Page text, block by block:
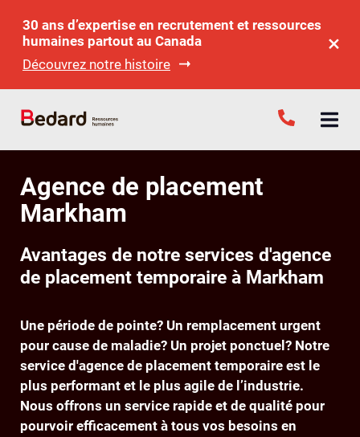
30 ans d’expertise en recrutement et ressources
humaines partout au Canada
Découvrez notre histoire
Agence de placement
Markham
Avantages de notre services d'agence
de placement temporaire à Markham
Une période de pointe? Un remplacement urgent
pour cause de maladie? Un projet ponctuel? Notre
service d'agence de placement temporaire est le
plus performant et le plus agile de l’industrie.
Nous offrons un service rapide et de qualité pour
pourvoir efficacement à tous vos besoins en